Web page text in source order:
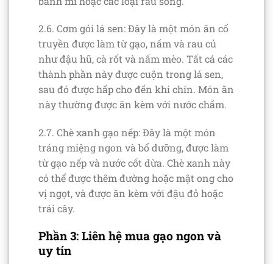
2.6. Cơm gói lá sen: Đây là một món ăn cổ
truyền được làm từ gạo, nấm và rau củ
như đậu hũ, cà rốt và nấm mèo. Tất cả các
thành phần này được cuộn trong lá sen,
sau đó được hấp cho đến khi chín. Món ăn
này thường được ăn kèm với nước chấm.
2.7. Chè xanh gạo nếp: Đây là một món
tráng miệng ngon và bổ dưỡng, được làm
từ gạo nếp và nước cốt dừa. Chè xanh này
có thể được thêm đường hoặc mật ong cho
vị ngọt, và được ăn kèm với đậu đỏ hoặc
trái cây.
Phần 3: Liên hệ mua gạo ngon và
uy tín